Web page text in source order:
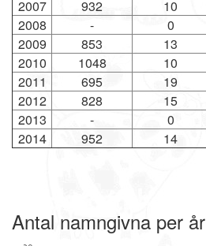
2007
932
10
2008
-
0
2009
853
13
2010
1048
10
2011
695
19
2012
828
15
2013
-
0
2014
952 14
Antal namngivna per år